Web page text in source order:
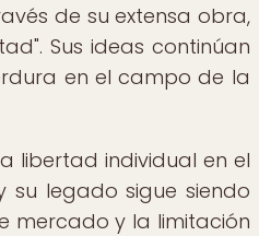
de su extensa obra,
Sus ideas continúan
en el campo de la
libertad individual en el
legado sigue siendo
mercado y la limitación